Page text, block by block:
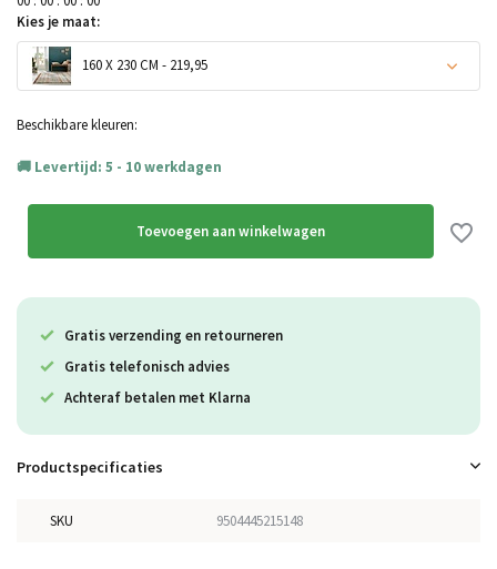
Kies je maat:
160 X 230 CM - 219,95
Beschikbare kleuren:
Levertijd: 5 - 10 werkdagen
Toevoegen aan winkelwagen
Gratis verzending en retourneren
Gratis telefonisch advies
Achteraf betalen met Klarna
Productspecificaties
SKU 9504445215148